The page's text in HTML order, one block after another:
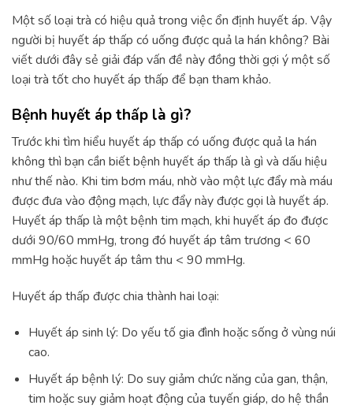
Một số loại trà có hiệu quả trong việc ổn định huyết áp. Vậy
người bị huyết áp thấp có uống được quả la hán không? Bài
viết dưới đây sẻ giải đáp vấn đề này đồng thời gợi ý một số
loại trà tốt cho huyết áp thấp để bạn tham khảo.
Bệnh huyết áp thấp là gì?
Trước khi tìm hiểu huyết áp thấp có uống được quả la hán
không thì bạn cần biết bệnh huyết áp thấp là gì và dấu hiệu
như thế nào. Khi tim bơm máu, nhờ vào một lực đẩy mà máu
được đưa vào động mạch, lực đẩy này được gọi là huyết áp.
Huyết áp thấp là một bệnh tim mạch, khi huyết áp đo được
dưới 90/60 mmHg, trong đó huyết áp tâm trương < 60
mmHg hoặc huyết áp tâm thu < 90 mmHg.
Huyết áp thấp được chia thành hai loại:
Huyết áp sinh lý: Do yếu tố gia đình hoặc sống ở vùng núi
cao.
Huyết áp bệnh lý: Do suy giảm chức năng của gan, thận,
tim hoặc suy giảm hoạt động của tuyến giáp, do hệ thần